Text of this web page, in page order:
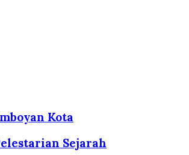
Kota
Sejarah